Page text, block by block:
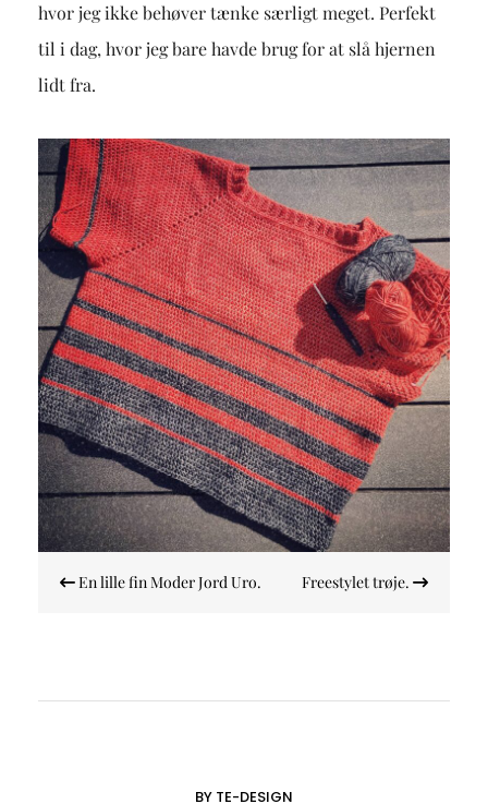
hvor jeg ikke behøver tænke særligt meget. Perfekt
til i dag, hvor jeg bare havde brug for at slå hjernen
lidt fra.
En lille fin Moder Jord Uro. Freestylet trøje.
BY TE-DESIGN